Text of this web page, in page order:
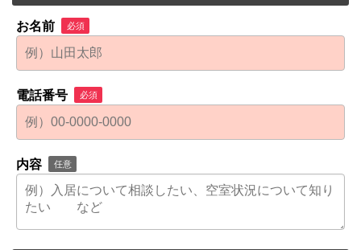
お名前 必須
電話番号 必須
内容 任意